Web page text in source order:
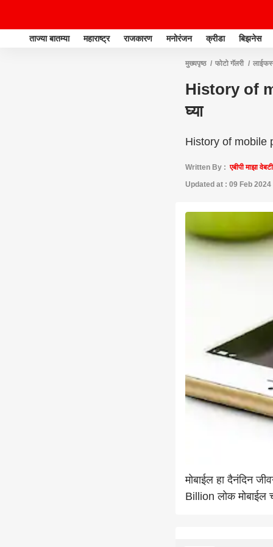
ताज्या बातम्या महाराष्ट्र राजकारण मनोरंजन क्रीडा बिझनेस
मुख्यपृष्ठ फोटो गॅलरी
History of
घ्या
History of mobile
Written By :एबीपी माझा
Updated at : 09 Feb 2024
मोबाईल हा दैनंदिन
Billion लोक